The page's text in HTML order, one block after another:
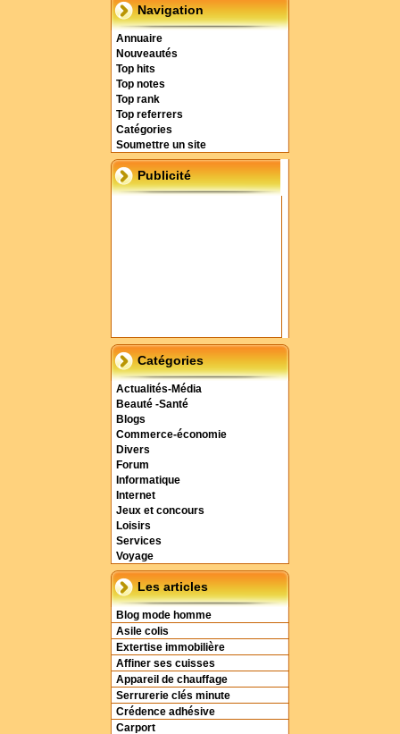
Navigation
Annuaire
Nouveautés
Top hits
Top notes
Top rank
Top referrers
Catégories
Soumettre un site
Publicité
Catégories
Actualités-Média
Beauté -Santé
Blogs
Commerce-économie
Divers
Forum
Informatique
Internet
Jeux et concours
Loisirs
Services
Voyage
Les articles
Blog mode homme
Asile colis
Extertise immobilière
Affiner ses cuisses
Appareil de chauffage
Serrurerie clés minute
Crédence adhésive
Carport